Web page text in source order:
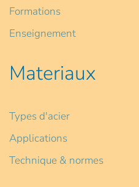
Formations
Enseignement
Materiaux
Types d'acier
Applications
Technique & normes